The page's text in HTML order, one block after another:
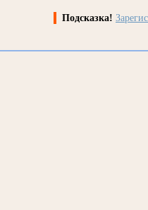
Подсказка!